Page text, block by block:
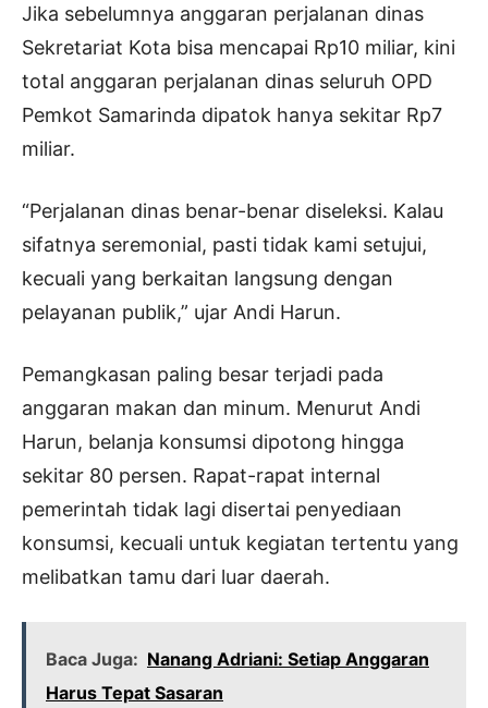
Jika sebelumnya anggaran perjalanan dinas
Sekretariat Kota bisa mencapai Rp10 miliar, kini
total anggaran perjalanan dinas seluruh OPD
Pemkot Samarinda dipatok hanya sekitar Rp7
miliar.
“Perjalanan dinas benar-benar diseleksi. Kalau
sifatnya seremonial, pasti tidak kami setujui,
kecuali yang berkaitan langsung dengan
pelayanan publik,” ujar Andi Harun.
Pemangkasan paling besar terjadi pada
anggaran makan dan minum. Menurut Andi
Harun, belanja konsumsi dipotong hingga
sekitar 80 persen. Rapat-rapat internal
pemerintah tidak lagi disertai penyediaan
konsumsi, kecuali untuk kegiatan tertentu yang
melibatkan tamu dari luar daerah.
Baca Juga: Nanang Adriani: Setiap Anggaran
Harus Tepat Sasaran